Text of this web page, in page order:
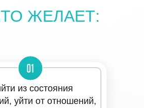
ЖЕЛАЕТ:
из состояния
уйти от отношений,